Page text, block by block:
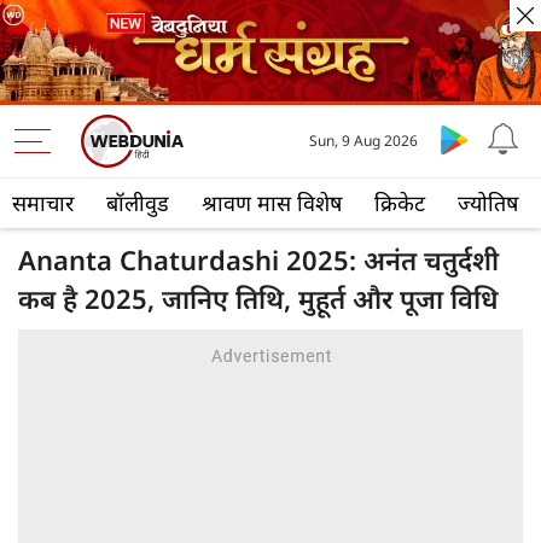
समाचार बॉलीवुड श्रावण मास विशेष क्रिकेट ज्योतिष
Sun, 9 Aug 2026
Ananta Chaturdashi 2025: अनंत चतुर्दशी
कब है 2025, जानिए तिथि, मुहूर्त और पूजा विधि